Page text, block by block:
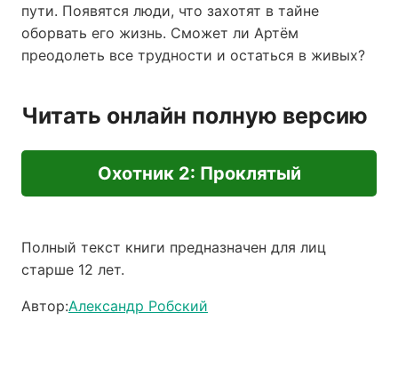
пути. Появятся люди, что захотят в тайне
оборвать его жизнь. Сможет ли Артём
преодолеть все трудности и остаться в живых?
Читать онлайн полную версию
Охотник 2: Проклятый
Полный текст книги предназначен для лиц
старше 12 лет.
Автор:Александр Робский